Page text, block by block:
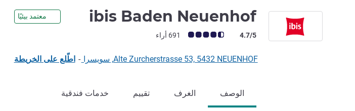
ibis Baden Neuenhof معتمد بيئيًا
ملاحظة أراء العملاء (رأي ALL)
4.7/5 691 أراء
Alte Zurcherstrasse 53, 5432 NEUENHOF, سويسرا - اطّلع على الخريطة
الوصف الغرف تقييم خدمات فندقية